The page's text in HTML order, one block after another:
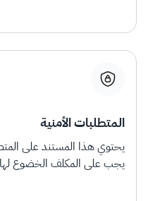
المتطلبات الأمنية
يحتوي هذا المستند على
يجب على المكلف الخضوع